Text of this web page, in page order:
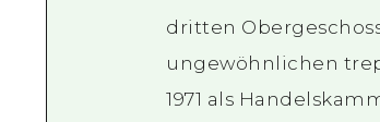
dritten
ungewöhnlichen
1971 als